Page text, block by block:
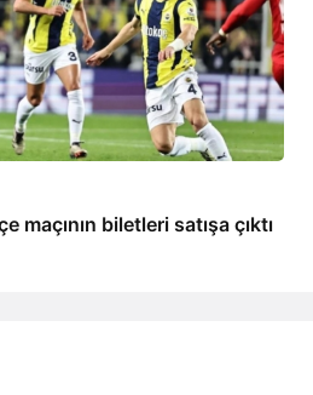
maçının biletleri satışa çıktı